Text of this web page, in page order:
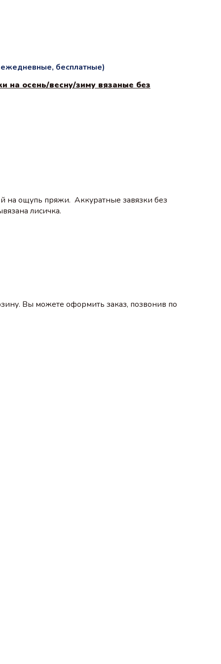
бесплатные)
на осень/весну/зиму вязаные без
на ощупь пряжи. Аккуратные завязки без
лисичка.
Вы можете оформить заказ, позвонив по